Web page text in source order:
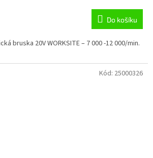
Do košíku
bruska 20V WORKSITE – 7 000 -12 000/min.
Kód: 25000326